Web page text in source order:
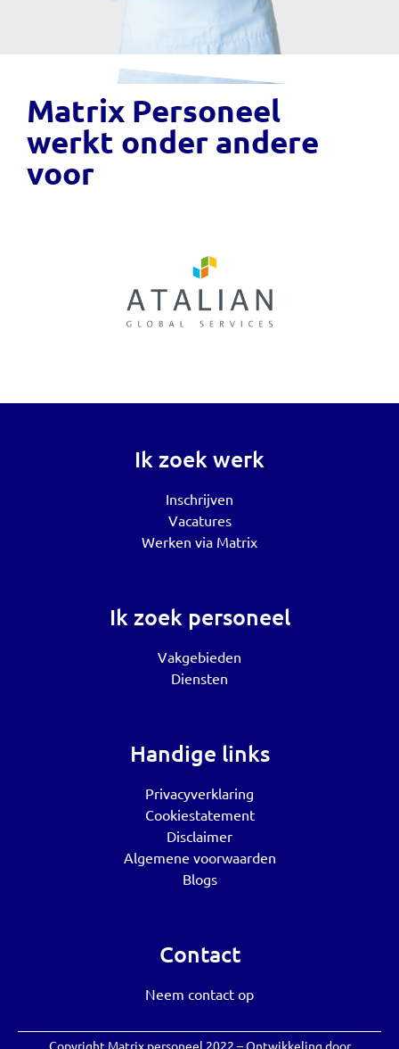
Matrix Personeel
werkt onder andere
voor
Ik zoek werk
Inschrijven
Vacatures
Werken via Matrix
Ik zoek personeel
Vakgebieden
Diensten
Handige links
Privacyverklaring
Cookiestatement
Disclaimer
Algemene voorwaarden
Blogs
Contact
Neem contact op
Copyright Matrix personeel 2022 – Ontwikkeling door